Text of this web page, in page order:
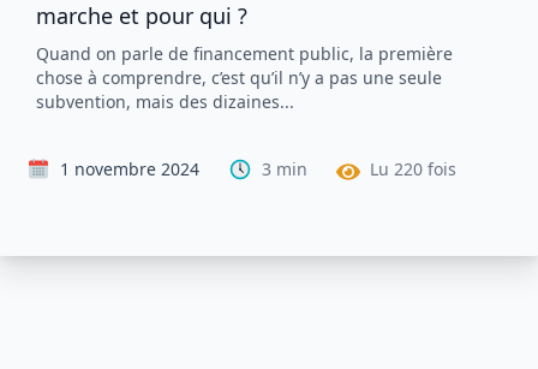
marche et pour qui ?
Quand on parle de financement public, la première
chose à comprendre, c’est qu’il n’y a pas une seule
subvention, mais des dizaines...
1 novembre 2024 3 min Lu 220fois